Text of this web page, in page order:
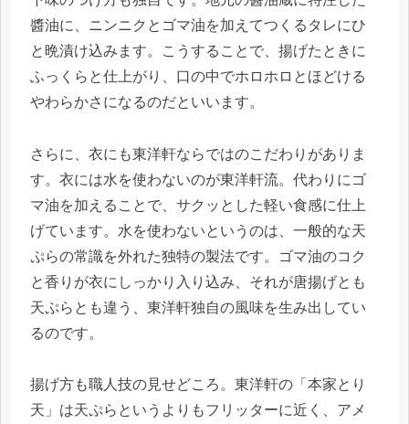
醬油に、ニンニクとゴマ油を加えてつくるタレにひ
と晩漬け込みます。こうすることで、揚げたときに
ふっくらと仕上がり、口の中でホロホロとほどける
やわらかさになるのだといいます。
さらに、衣にも東洋軒ならではのこだわりがありま
す。衣には水を使わないのが東洋軒流。代わりにゴ
マ油を加えることで、サクッとした軽い食感に仕上
げています。水を使わないというのは、一般的な天
ぷらの常識を外れた独特の製法です。ゴマ油のコク
と香りが衣にしっかり入り込み、それが唐揚げとも
天ぷらとも違う、東洋軒独自の風味を生み出してい
るのです。
揚げ方も職人技の見せどころ。東洋軒の「本家とり
天」は天ぷらというよりもフリッターに近く、アメ